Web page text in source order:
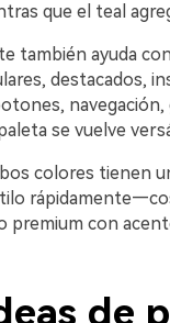
que el teal
también ayuda
destacados,
se vuelve
colores tienen
premium con
de